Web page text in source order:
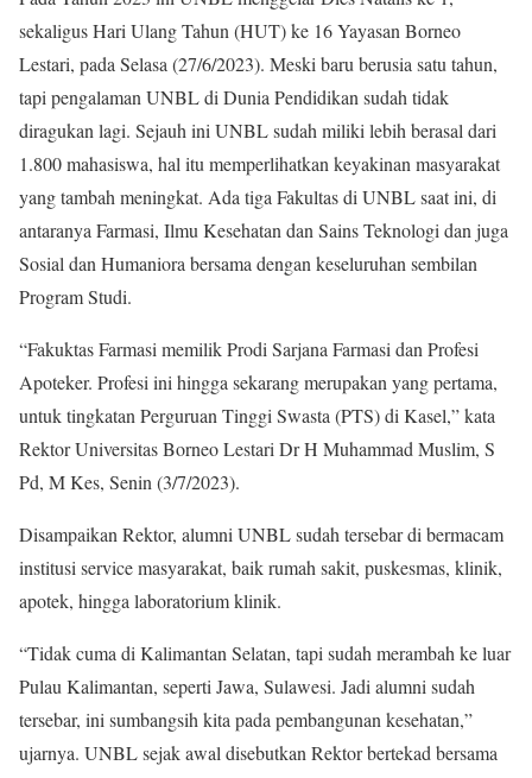
sekaligus Hari Ulang Tahun (HUT) ke 16 Yayasan Borneo
Lestari, pada Selasa (27/6/2023). Meski baru berusia satu tahun,
tapi pengalaman UNBL di Dunia Pendidikan sudah tidak
diragukan lagi. Sejauh ini UNBL sudah miliki lebih berasal dari
1.800 mahasiswa, hal itu memperlihatkan keyakinan masyarakat
yang tambah meningkat. Ada tiga Fakultas di UNBL saat ini, di
antaranya Farmasi, Ilmu Kesehatan dan Sains Teknologi dan juga
Sosial dan Humaniora bersama dengan keseluruhan sembilan
Program Studi.
“Fakuktas Farmasi memilik Prodi Sarjana Farmasi dan Profesi
Apoteker. Profesi ini hingga sekarang merupakan yang pertama,
untuk tingkatan Perguruan Tinggi Swasta (PTS) di Kasel,” kata
Rektor Universitas Borneo Lestari Dr H Muhammad Muslim, S
Pd, M Kes, Senin (3/7/2023).
Disampaikan Rektor, alumni UNBL sudah tersebar di bermacam
institusi service masyarakat, baik rumah sakit, puskesmas, klinik,
apotek, hingga laboratorium klinik.
“Tidak cuma di Kalimantan Selatan, tapi sudah merambah ke luar
Pulau Kalimantan, seperti Jawa, Sulawesi. Jadi alumni sudah
tersebar, ini sumbangsih kita pada pembangunan kesehatan,”
ujarnya. UNBL sejak awal disebutkan Rektor bertekad bersama